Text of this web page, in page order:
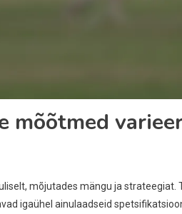
mõõtmed
mõjutades mängu ja strateegiat.
igaühel ainulaadseid